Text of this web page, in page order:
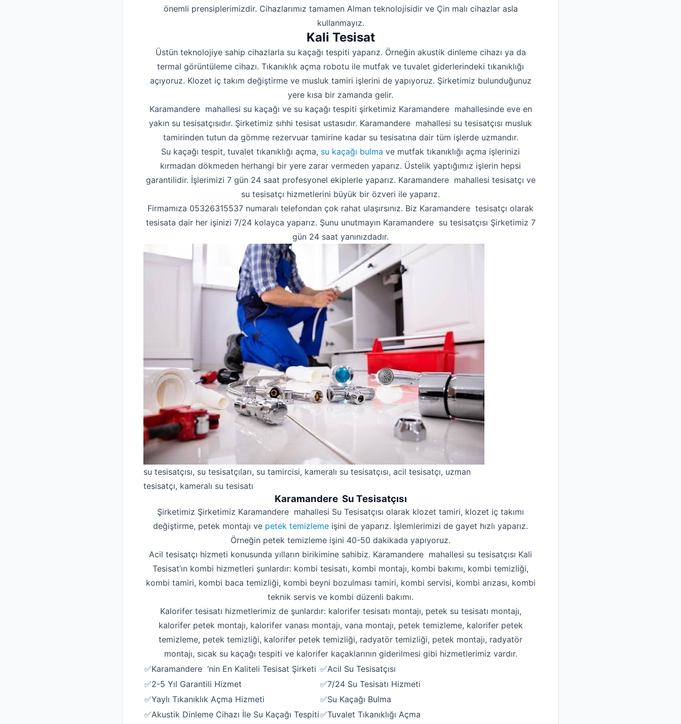
Robotla Tıkanıklık Açma
Su Kaçağı Tespiti
önemli prensiplerimizdir. Cihazlarımız tamamen Alman teknolojisidir ve Çin malı cihazlar asla
kullanmayız.
Kali Tesisat
Üstün teknolojiye sahip cihazlarla su kaçağı tespiti yaparız. Örneğin akustik dinleme cihazı ya da
termal görüntüleme cihazı. Tıkanıklık açma robotu ile mutfak ve tuvalet giderlerindeki tıkanıklığı
açıyoruz. Klozet iç takım değiştirme ve musluk tamiri işlerini de yapıyoruz. Şirketimiz bulunduğunuz
yere kısa bir zamanda gelir.
Karamandere mahallesi su kaçağı ve su kaçağı tespiti şirketimiz Karamandere mahallesinde eve en
yakın su tesisatçısıdır. Şirketimiz sıhhi tesisat ustasıdır. Karamandere mahallesi su tesisatçısı musluk
tamirinden tutun da gömme rezervuar tamirine kadar su tesisatına dair tüm işlerde uzmandır.
Su kaçağı tespit, tuvalet tıkanıklığı açma, su kaçağı bulma ve mutfak tıkanıklığı açma işlerinizi
kırmadan dökmeden herhangi bir yere zarar vermeden yaparız. Üstelik yaptığımız işlerin hepsi
garantilidir. İşlerimizi 7 gün 24 saat profesyonel ekiplerle yaparız. Karamandere mahallesi tesisatçı ve
su tesisatçı hizmetlerini büyük bir özveri ile yaparız.
Firmamıza 05326315537 numaralı telefondan çok rahat ulaşırsınız. Biz Karamandere tesisatçı olarak
tesisata dair her işinizi 7/24 kolayca yaparız. Şunu unutmayın Karamandere su tesisatçısı Şirketimiz 7
gün 24 saat yanınızdadır.
su tesisatçısı, su tesisatçıları, su tamircisi, kameralı su tesisatçısı, acil tesisatçı, uzman
tesisatçı, kameralı su tesisatı
Karamandere Su Tesisatçısı
Şirketimiz Şirketimiz Karamandere mahallesi Su Tesisatçısı olarak klozet tamiri, klozet iç takımı
değiştirme, petek montajı ve petek temizleme işini de yaparız. İşlemlerimizi de gayet hızlı yaparız.
Örneğin petek temizleme işini 40-50 dakikada yapıyoruz.
Acil tesisatçı hizmeti konusunda yılların birikimine sahibiz. Karamandere mahallesi su tesisatçısı Kali
Tesisat’ın kombi hizmetleri şunlardır: kombi tesisatı, kombi montajı, kombi bakımı, kombi temizliği,
kombi tamiri, kombi baca temizliği, kombi beyni bozulması tamiri, kombi servisi, kombi arızası, kombi
teknik servis ve kombi düzenli bakımı.
Kalorifer tesisatı hizmetlerimiz de şunlardır: kalorifer tesisatı montajı, petek su tesisatı montajı,
kalorifer petek montajı, kalorifer vanası montajı, vana montajı, petek temizleme, kalorifer petek
temizleme, petek temizliği, kalorifer petek temizliği, radyatör temizliği, petek montajı, radyatör
montajı, sıcak su kaçağı tespiti ve kalorifer kaçaklarının giderilmesi gibi hizmetlerimiz vardır.
✅Karamandere ‘nin En Kaliteli Tesisat Şirketi ✅Acil Su Tesisatçısı
✅2-5 Yıl Garantili Hizmet
✅7/24 Su Tesisatı Hizmeti
✅Yaylı Tıkanıklık Açma Hizmeti
✅Su Kaçağı Bulma
✅Akustik Dinleme Cihazı İle Su Kaçağı Tespiti✅Tuvalet Tıkanıklığı Açma